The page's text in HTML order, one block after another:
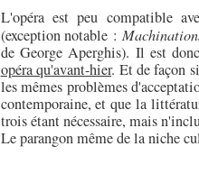
L'opéra est peu compatible
(exception notable :
de George Aperghis). Il est
opéra qu'avant-hier. Et de façon
les mêmes problèmes
contemporaine, et que la
trois étant nécessaire, mais
Le parangon même de la niche